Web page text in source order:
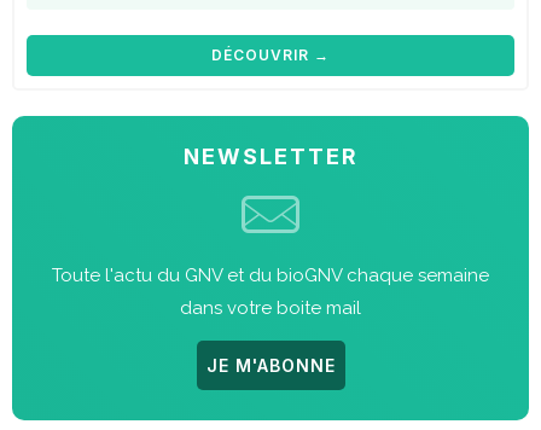
DÉCOUVRIR →
NEWSLETTER
Toute l'actu du GNV et du bioGNV chaque semaine
dans votre boite mail
JE M'ABONNE